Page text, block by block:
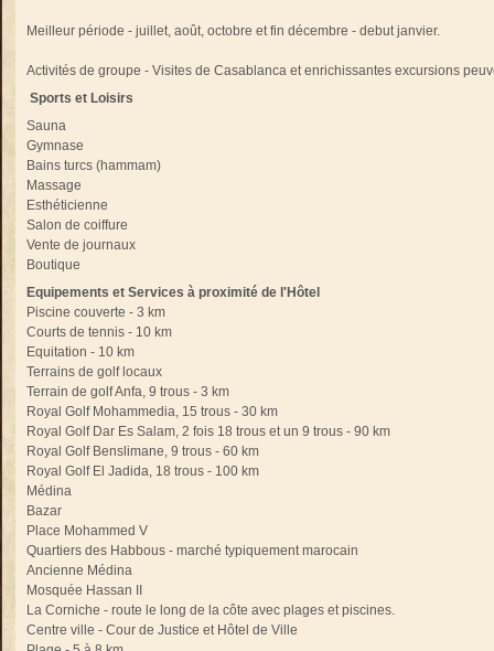
Meilleur période - juillet, août, octobre et fin décembre - debut janvier.
Activités de groupe - Visites de Casablanca et enrichissantes excursions
Sports et Loisirs
Sauna
Gymnase
Bains turcs (hammam)
Massage
Esthéticienne
Salon de coiffure
Vente de journaux
Boutique
Equipements et Services à proximité de l'Hôtel
Piscine couverte - 3 km
Courts de tennis - 10 km
Equitation - 10 km
Terrains de golf locaux
Terrain de golf Anfa, 9 trous - 3 km
Royal Golf Mohammedia, 15 trous - 30 km
Royal Golf Dar Es Salam, 2 fois 18 trous et un 9 trous - 90 km
Royal Golf Benslimane, 9 trous - 60 km
Royal Golf El Jadida, 18 trous - 100 km
Médina
Bazar
Place Mohammed V
Quartiers des Habbous - marché typiquement marocain
Ancienne Médina
Mosquée Hassan II
La Corniche - route le long de la côte avec plages et piscines.
Centre ville - Cour de Justice et Hôtel de Ville